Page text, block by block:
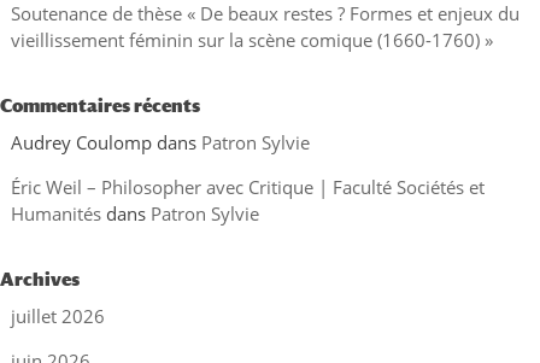
Soutenance de thèse « De beaux restes ? Formes et enjeux du
vieillissement féminin sur la scène comique (1660-1760) »
Commentaires récents
Audrey Coulompdans Patron Sylvie
Éric Weil – Philosopher avec Critique | Faculté Sociétés et
Humanitésdans Patron Sylvie
Archives
juillet 2026